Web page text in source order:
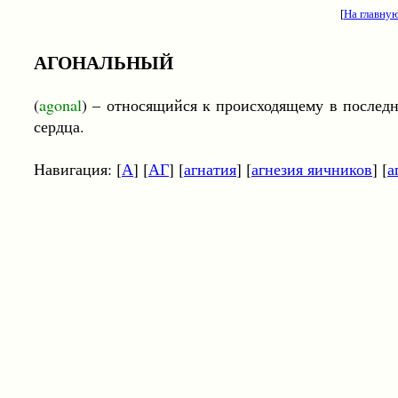
[На
АГОНАЛЬНЫЙ
(agonal) – относящийся к происходящему в
сердца.
Навигация: [А] [АГ] [агнатия] [агнезия яичников] [